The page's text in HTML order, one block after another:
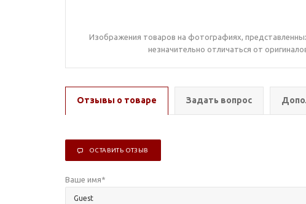
Изображения товаров на фотографиях,
незначительно отличаться от
Отзывы о товаре Задать вопрос
ОСТАВИТЬ ОТЗЫВ
Ваше имя*